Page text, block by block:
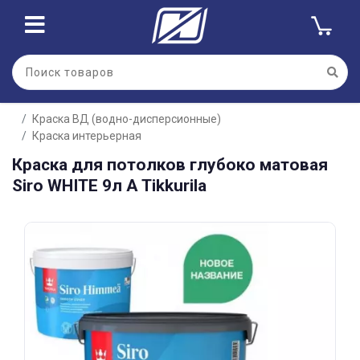
Краска ВД (водно-дисперсионные)
Краска интерьерная
Краска для потолков глубоко матовая
Siro WHITE 9л A Tikkurila
Для клиентов всех банков
Разбейте
оплатуна части
без переплат
График платежей
Сегодня
25 %